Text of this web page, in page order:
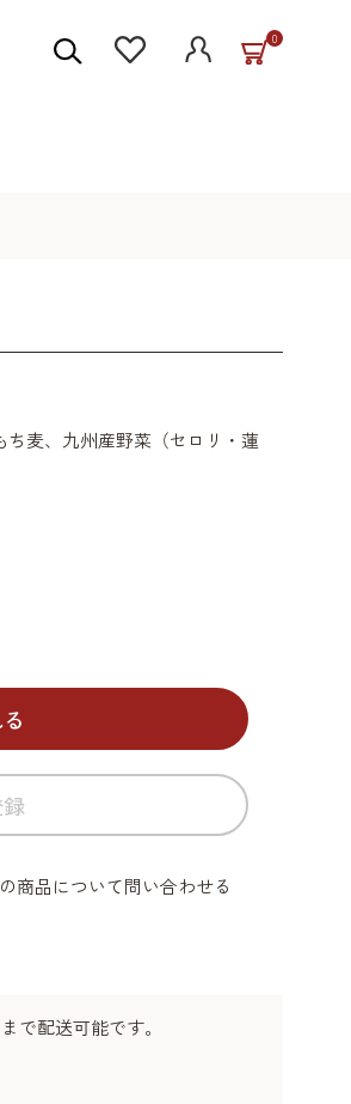
0
麦、九州産野菜（セロリ・蓮
商品について問い合わせる
で配送可能です。